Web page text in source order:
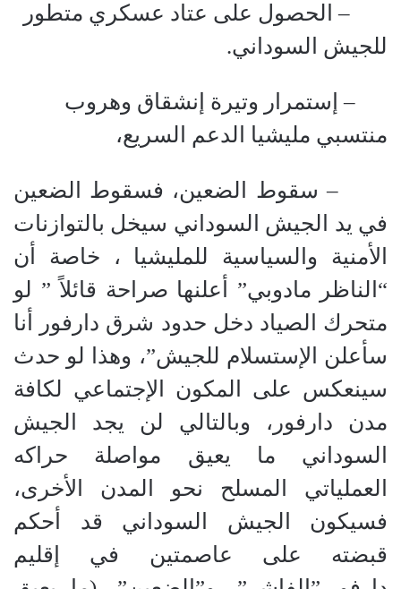
‏ – الحصول على عتاد عسكري متطور
للجيش السوداني.
‏ – إستمرار وتيرة إنشقاق وهروب
منتسبي مليشيا الدعم السريع،
‏ – سقوط الضعين، فسقوط الضعين
في يد الجيش السوداني سيخل بالتوازنات
الأمنية والسياسية للمليشيا ، خاصة أن
“الناظر مادوبي” أعلنها صراحة قائلاً ” لو
متحرك الصياد دخل حدود شرق دارفور أنا
سأعلن الإستسلام للجيش”، وهذا لو حدث
سينعكس على المكون الإجتماعي لكافة
مدن دارفور، وبالتالي لن يجد الجيش
السوداني ما يعيق مواصلة حراكه
العملياتي المسلح نحو المدن الأخرى،
فسيكون الجيش السوداني قد أحكم
قبضته على عاصمتين في إقليم